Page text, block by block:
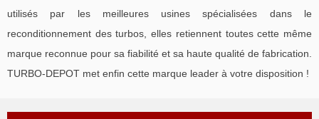
utilisés par les meilleures usines spécialisées dans le
reconditionnement des turbos, elles retiennent toutes cette même
marque reconnue pour sa fiabilité et sa haute qualité de fabrication.
TURBO-DEPOT met enfin cette marque leader à votre disposition !